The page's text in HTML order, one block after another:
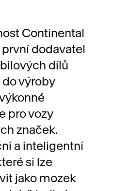
Continental
první dodavatel
dílů
výroby
pro vozy
značek.
a inteligentní
si lze
jako mozek